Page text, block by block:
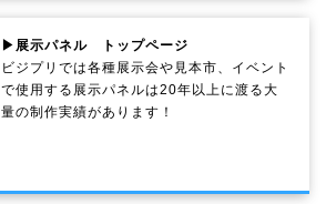
▶展示パネル トップページ
ビジプリでは各種展示会や見本市、イベント
で使用する展示パネルは20年以上に渡る大
量の制作実績があります！